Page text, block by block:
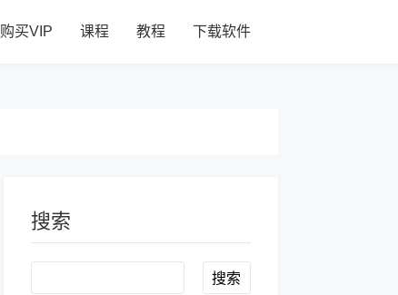
购买VIP 课程 教程 下载软件
搜索
Search